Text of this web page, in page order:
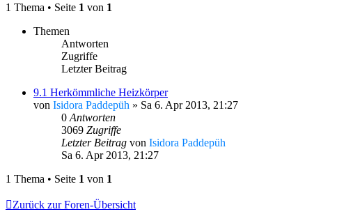
1 Thema • Seite 1 von 1
Themen
Antworten
Zugriffe
Letzter Beitrag
9.1 Herkömmliche Heizkörper
von Isidora Paddepüh » Sa 6. Apr 2013, 21:27
0 Antworten
3069 Zugriffe
Letzter Beitrag von Isidora Paddepüh
Sa 6. Apr 2013, 21:27
1 Thema • Seite 1 von 1
Zurück zur Foren-Übersicht